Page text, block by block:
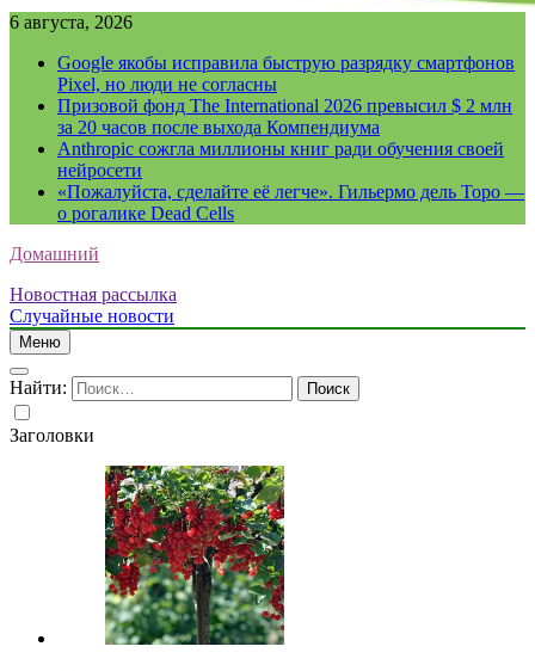
6 августа, 2026
Google якобы исправила быструю разрядку смартфонов
Pixel, но люди не согласны
Призовой фонд The International 2026 превысил $ 2 млн
за 20 часов после выхода Компендиума
Anthropic сожгла миллионы книг ради обучения своей
нейросети
«Пожалуйста, сделайте её легче». Гильермо дель Торо —
о рогалике Dead Cells
Домашний
Новостная рассылка
Случайные новости
Меню
Найти:
Заголовки